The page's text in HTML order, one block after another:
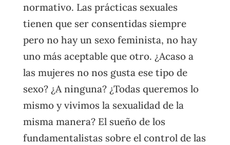
normativo. Las prácticas sexuales
tienen que ser consentidas siempre
pero no hay un sexo feminista, no hay
uno más aceptable que otro. ¿Acaso a
las mujeres no nos gusta ese tipo de
sexo? ¿A ninguna? ¿Todas queremos lo
mismo y vivimos la sexualidad de la
misma manera? El sueño de los
fundamentalistas sobre el control de las